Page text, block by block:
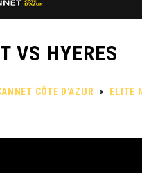
VS HYERES
CÔTE D'AZUR > ELITE